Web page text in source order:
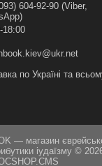
604-92-90 (Viber,
18:00
по Україні та
— магазин
іудаїзму ©